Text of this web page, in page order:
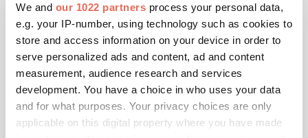
We and our 1022 partners process your personal data,
e.g. your IP-number, using technology such as cookies to
store and access information on your device in order to
serve personalized ads and content, ad and content
measurement, audience research and services
development. You have a choice in who uses your data
and for what purposes. Your privacy choices are only
applicable on this digital property where you have made
Nice präsentierte gemeinsam mit Elero auf der
Fensterbau Frontale 2026 seine neuesten Innovationen
im Bereich der Sonnenschutzautomatisierung und
Smart-Living-Lösungen.